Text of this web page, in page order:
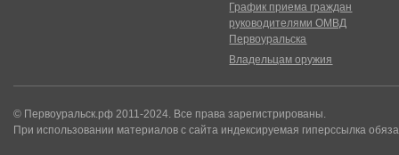
График приема граждан
руководителями ОМВД
Первоуральска
Владельцам оружия
© Первоуральск.рф 2011-2024. Все права зарегистрированы.
При использовании материалов с сайта индексируемая гиперссылка